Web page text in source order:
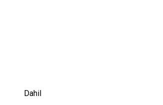
Dahil